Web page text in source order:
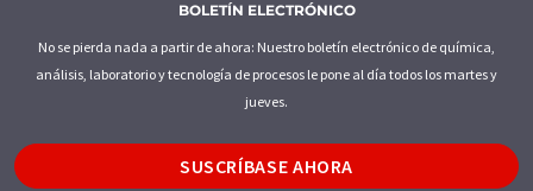
BOLETÍN ELECTRÓNICO
No se pierda nada a partir de ahora: Nuestro boletín electrónico de química,
análisis, laboratorio y tecnología de procesos le pone al día todos los martes y
jueves.
SUSCRÍBASE AHORA